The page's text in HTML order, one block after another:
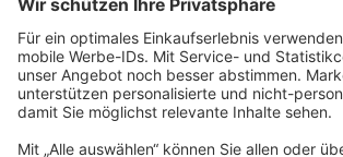
© 2026Onlineprinters MAGAZIN